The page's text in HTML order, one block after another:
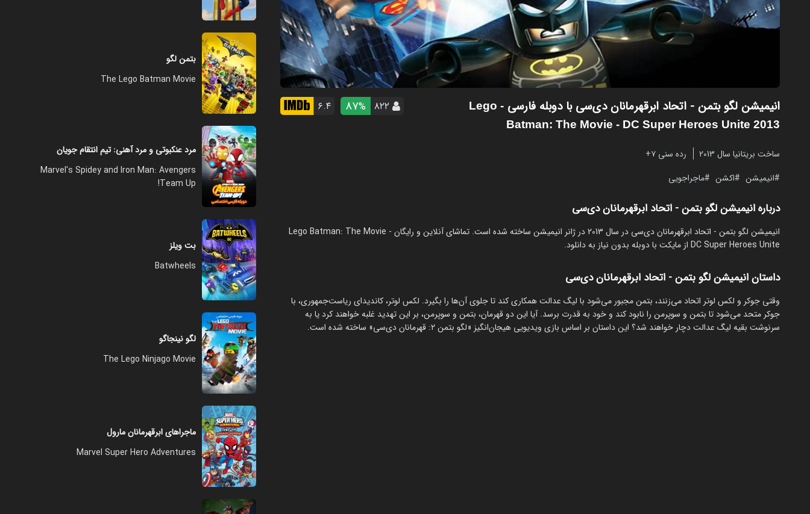
انیمیشن لگو بتمن - اتحاد ابرقهرمانان دی‌سی با دوبله فارسی
- Lego
Batman: The Movie - DC Super Heroes Unite 2013
۸۲۲ 87% ۶.۴
ساخت بریتانیا سال 2013
رده سنی ۷+
انیمیشن
اکشن ماجراجویی
درباره انیمیشن لگو بتمن - اتحاد ابرقهرمانان دی‌سی
انیمیشن لگو بتمن - اتحاد ابرقهرمانان دی‌سی در سال 2013 در ژانر انیمیشن ساخته شده است. تماشای آنلاین و رایگان Lego Batman: The Movie -
DC Super Heroes Unite از مایکت با دوبله بدون نیاز به دانلود.
داستان انیمیشن لگو بتمن - اتحاد ابرقهرمانان دی‌سی
وقتی جوکر و لکس لوتر اتحاد می‌زنند، بتمن مجبور می‌شود با لیگ عدالت همکاری کند تا جلوی آن‌ها را بگیرد. لکس لوتر، کاندیدای ریاست‌جمهوری، با
جوکر متحد می‌شود تا بتمن و سوپرمن را نابود کند و خود به قدرت برسد. آیا این دو قهرمان، بتمن و سوپرمن، بر این تهدید غلبه خواهند کرد یا به
سرنوشت بقیه لیگ عدالت دچار خواهند شد؟ این داستان بر اساس بازی ویدیویی هیجان‌انگیز «لگو بتمن ۲: قهرمانان دی‌سی» ساخته شده است.
بتمن لگو
The Lego Batman Movie
مرد عنکبوتی و مرد آهنی: تیم انتقام جویان
Marvel's Spidey and Iron Man: Avengers
Team Up!
بت ویلز
Batwheels
لگو نینجاگو
The Lego Ninjago Movie
ماجراهای ابرقهرمانان مارول
Marvel Super Hero Adventures